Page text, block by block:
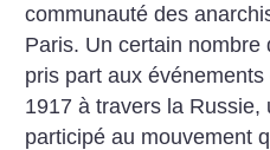
communauté des
Paris. Un certain nombre
pris part aux
1917 à travers la
participé au mouvement